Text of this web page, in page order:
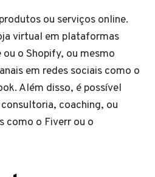
ou serviços online.
virtual em plataformas
o Shopify, ou mesmo
em redes sociais como o
Além disso, é possível
coaching, ou
como o Fiverr ou o